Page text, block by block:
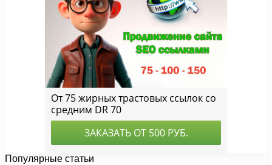
Популярные статьи